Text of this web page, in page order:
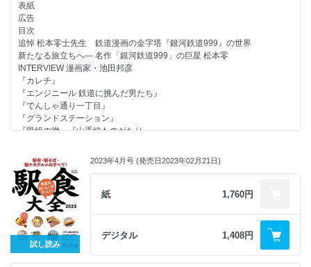
札幌市営地下鉄
北海道の列車＆車両図鑑
THE ROYAL EXPRESSは2023年も北海道へ！
北海道を走る特急列車図鑑
北海道を走る観光列車図鑑
北の大地を駆ける車両たち
北海道全346駅 駅舎図鑑
函館本線
室蘭本線
日高本線・千歳線
釧網本線
石北本線
富良野線
宗谷本線
北海道新幹線・道南いさりび鉄道
北海道きっぷ＆スポット旅ガイド
お得きっぷで行くお得な旅ガイド
鉄道カメラマンに聞いた！ オススメの鉄道スポット
表紙
広告
目次
追悼 松本零士先生 鉄道漫画の金字塔『銀河鉄道999』の世界
新たなる旅立ちへ― 名作「銀河鉄道999」の巨星 松本零
INTERVIEW 漫画家・池田邦彦
『カレチ』
『エンジニール 鉄道に挑んだ男たち』
『でんしゃ通り一丁目』
『グランドステーション』
『甲組の徹』『山手線ものがたり』
『鉄子の旅』
『新・鉄子の旅』
『鉄子の旅3代目』
『月館の殺人』
INTERVIEW 監修者・櫻井 寛
『駅弁ひとり旅』
『新・駅弁ひとり旅～撮り鉄・菜々編～』
テーマ別／鉄道マンガの世界 ■鉄道擬人化マンガ／『青春鉄道』
『終電ちゃん』
試し読み
2023年4月号 (発売日2023年02月21日)
紙 1,760円
デジタル 1,408円